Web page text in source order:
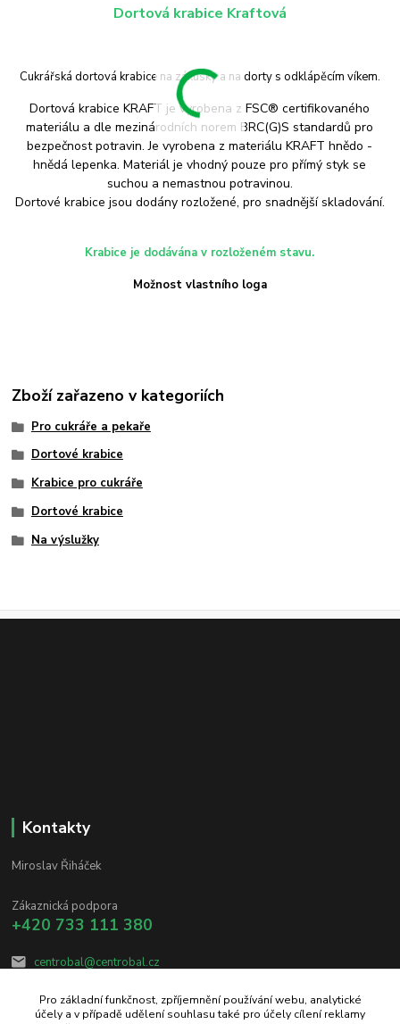
Dortová krabice Kraftová
Cukrářská dortová krabice na zákusky a na dorty s odklápěcím víkem.
Dortová krabice KRAFT je vyrobena z FSC® certifikovaného
materiálu a dle mezinárodních norem BRC(G)S standardů pro
bezpečnost potravin. Je vyrobena z materiálu KRAFT hnědo -
hnědá lepenka. Materiál je vhodný pouze pro přímý styk se
suchou a nemastnou potravinou.
Dortové krabice jsou dodány rozložené, pro snadnější skladování.
Krabice je dodávána v rozloženém stavu.
Možnost vlastního loga
Zboží zařazeno v kategoriích
Pro cukráře a pekaře
Dortové krabice
Krabice pro cukráře
Dortové krabice
Na výslužky
Kontakty
Miroslav Řiháček
Zákaznická podpora
+420 733 111 380
centrobal@centrobal.cz
Pro základní funkčnost, zpříjemnění používání webu, analytické
účely a v případě udělení souhlasu také pro účely cílení reklamy